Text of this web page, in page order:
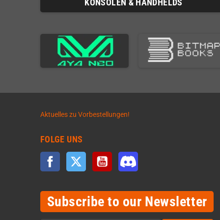
KONSOLEN & HANDHELDS
Aktuelles zu Vorbestellungen!
FOLGE UNS
Facebook Twitter YouTube
Subscribe to our Newsletter